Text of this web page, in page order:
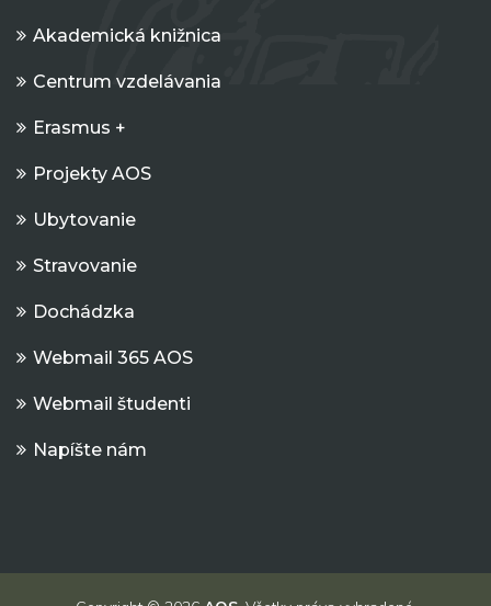
Akademická knižnica
Centrum vzdelávania
Erasmus +
Projekty AOS
Ubytovanie
Stravovanie
Dochádzka
Webmail 365 AOS
Webmail študenti
Napíšte nám